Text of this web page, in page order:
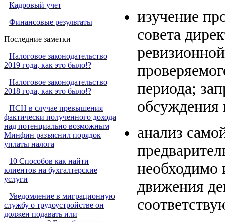
Кадровый учет
Финансовые результаты
Последние заметки
Налоговое законодательство
2019 года, как это было!?
Налоговое законодательство
2018 года, как это было!?
ПСН в случае превышения
фактически полученного дохода
над потенциально возможным
Минфин разъяснил порядок
уплаты налога
10 Способов как найти
клиентов на бухгалтерские
услуги
Уведомление в миграционную
службу о трудоустройстве он
должен подавать или
изучение
совета
периода;
обсуждения
анализ
необходимо
движения